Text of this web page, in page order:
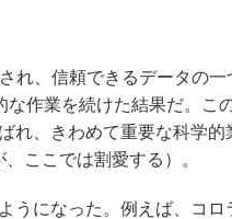
れ、信頼できるデータの一
作業を続けた結果だ。こ
れ、きわめて重要な科学的
、ここでは割愛する）。
うになった。例えば、コロ